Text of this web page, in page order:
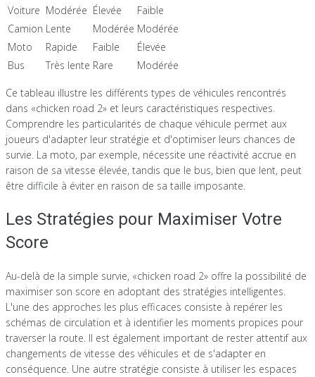
Voiture Modérée Élevée
Faible
Camion Lente Modérée Modérée
Moto
Rapide Faible
Élevée
Bus
Très lente Rare Modérée
Ce tableau illustre les différents types de véhicules rencontrés
dans «chicken road 2» et leurs caractéristiques respectives.
Comprendre les particularités de chaque véhicule permet aux
joueurs d'adapter leur stratégie et d'optimiser leurs chances de
survie. La moto, par exemple, nécessite une réactivité accrue en
raison de sa vitesse élevée, tandis que le bus, bien que lent, peut
être difficile à éviter en raison de sa taille imposante.
Les Stratégies pour Maximiser Votre
Score
Au-delà de la simple survie, «chicken road 2» offre la possibilité de
maximiser son score en adoptant des stratégies intelligentes.
L'une des approches les plus efficaces consiste à repérer les
schémas de circulation et à identifier les moments propices pour
traverser la route. Il est également important de rester attentif aux
changements de vitesse des véhicules et de s'adapter en
conséquence. Une autre stratégie consiste à utiliser les espaces